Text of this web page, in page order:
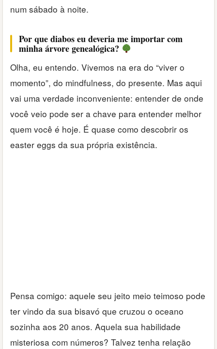
num sábado à noite.
Por que diabos eu deveria me importar com
minha árvore genealógica?
Olha, eu entendo. Vivemos na era do “viver o
momento”, do mindfulness, do presente. Mas aqui
vai uma verdade inconveniente: entender de onde
você veio pode ser a chave para entender melhor
quem você é hoje. É quase como descobrir os
easter eggs da sua própria existência.
Pensa comigo: aquele seu jeito meio teimoso pode
ter vindo da sua bisavó que cruzou o oceano
sozinha aos 20 anos. Aquela sua habilidade
misteriosa com números? Talvez tenha relação